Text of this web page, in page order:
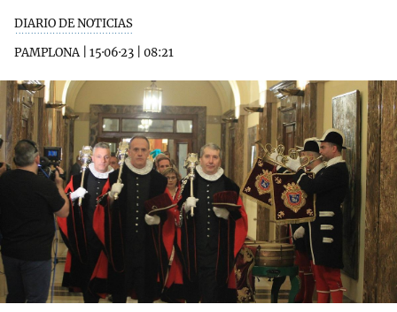
DIARIO DE NOTICIAS
PAMPLONA| 15·06·23 08:21